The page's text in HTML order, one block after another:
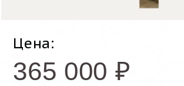
Цена:
365 000 ₽